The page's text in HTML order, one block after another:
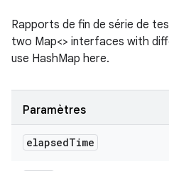
Rapports de fin de série de
two Map<> interfaces with
use HashMap here.
Paramètres
elapsedTime